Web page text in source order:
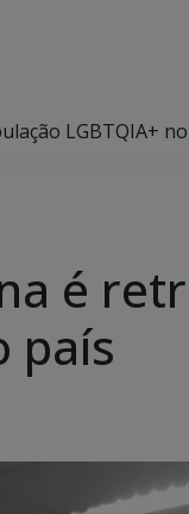
LGBTQIA+
é
país